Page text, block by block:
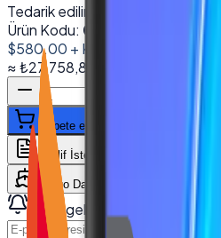
Tedarik edilir
Ürün Kodu: 001541 Barkod (EAN):
$580.00 + KDV
≈₺27.758,80
Sepete ekle
Teklif İste
Kargo Dahil Fiyat Hesapla
Stok gelince haber ver